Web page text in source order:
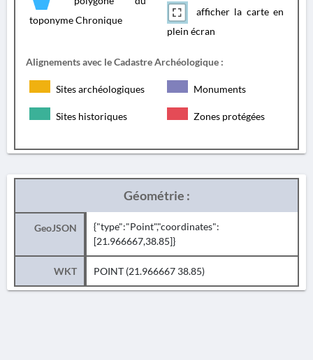
toponyme Chronique
afficher la carte en
plein écran
Alignements avec le Cadastre Archéologique :
Sites archéologiques Monuments
Sites historiques Zones protégées
Géométrie :
GeoJSON
{"type":"Point","coordinates":
[21.966667,38.85]}
WKT POINT (21.966667 38.85)